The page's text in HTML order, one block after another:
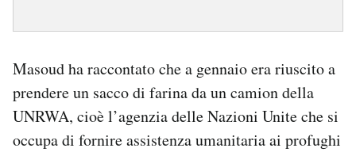
Masoud ha raccontato che a gennaio era riuscito a
prendere un sacco di farina da un camion della
UNRWA, cioè l’agenzia delle Nazioni Unite che si
occupa di fornire assistenza umanitaria ai profughi